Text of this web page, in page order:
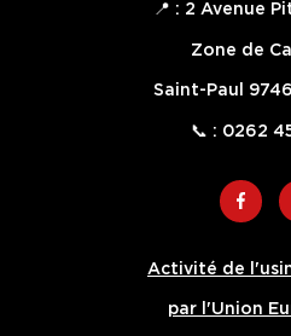
📍 : 2 Avenue
Zone de
Saint-Paul
📞 : 0262
Activité de
par l'Union